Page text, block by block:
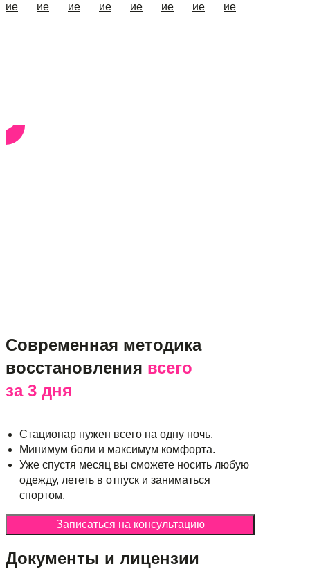
Современная методика
восстановления всего
за 3 дня
Стационар нужен всего на одну ночь.
Минимум боли и максимум комфорта.
Уже спустя месяц вы сможете носить любую
одежду, лететь в отпуск и заниматься
спортом.
Записаться на консультацию
Документы и лицензии